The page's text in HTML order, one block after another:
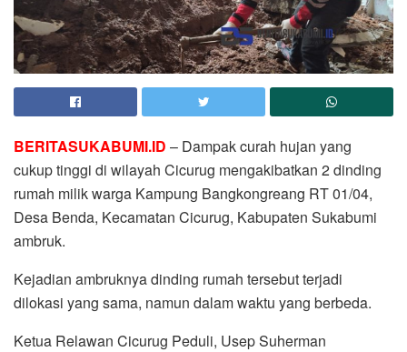
BERITASUKABUMI.ID – Dampak curah hujan yang
cukup tinggi di wilayah Cicurug mengakibatkan 2 dinding
rumah milik warga Kampung Bangkongreang RT 01/04,
Desa Benda, Kecamatan Cicurug, Kabupaten Sukabumi
ambruk.
Kejadian ambruknya dinding rumah tersebut terjadi
dilokasi yang sama, namun dalam waktu yang berbeda.
Ketua Relawan Cicurug Peduli, Usep Suherman